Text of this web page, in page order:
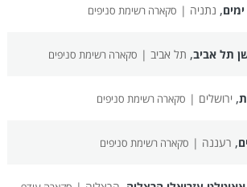
, נתניה | סקארה רשימת סניפים
תל אביב, תל אביב | סקארה רשימת סניפים
, ירושלים | סקארה רשימת סניפים
, רעננה | סקארה רשימת סניפים